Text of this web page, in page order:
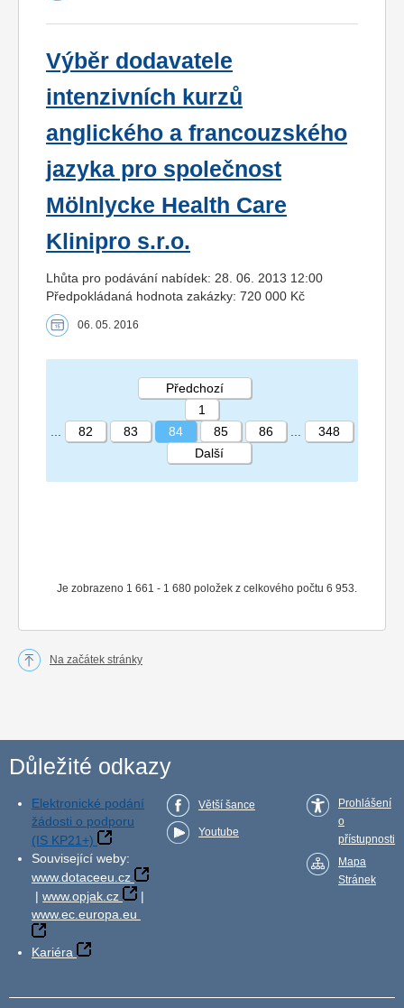
Výběr dodavatele
intenzivních kurzů
anglického a francouzského
jazyka pro společnost
Mölnlycke Health Care
Klinipro s.r.o.
Lhůta pro podávání nabídek: 28. 06. 2013 12:00
Předpokládaná hodnota zakázky: 720 000 Kč
06. 05. 2016
STRÁNKA 84 348
Je zobrazeno 1 661 - 1 680 položek z celkového počtu 6 953.
Předchozí
1
82 83 84 85 86
348
Další
Na začátek stránky
Důležité odkazy
Elektronické podání
žádosti o podporu
(IS KP21+)
Související weby:
www.dotaceeu.cz
| www.opjak.cz
|
www.ec.europa.eu
Kariéra
Větší šance
Youtube
Prohlášení
o
přístupnosti
Mapa
Stránek